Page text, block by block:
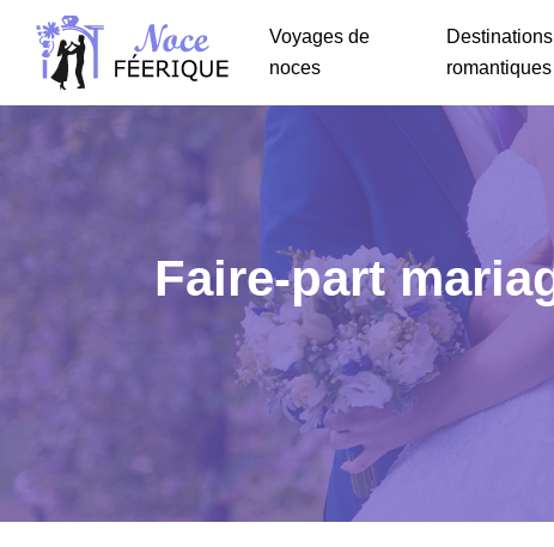
Voyages de
noces
Destinations
romantiques
Faire-part